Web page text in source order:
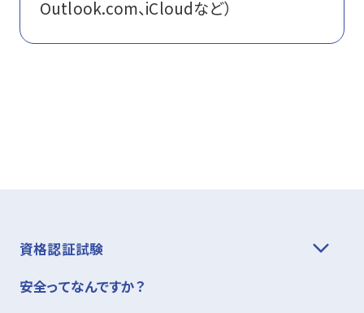
Outlook.com、iCloudなど）
資格認証試験
安全ってなんですか？